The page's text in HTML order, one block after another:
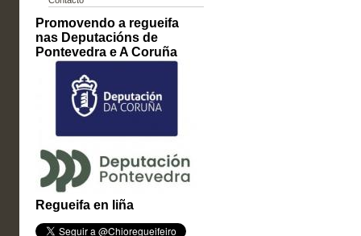
Promovendo a regueifa
nas Deputacións de
Pontevedra e A Coruña
Regueifa en liña